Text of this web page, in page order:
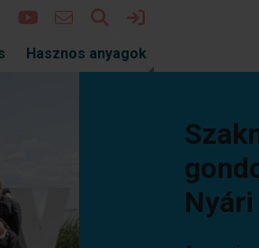
Keresés
Hasznos anyagok